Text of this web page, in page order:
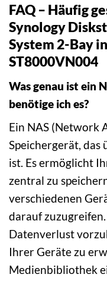
FAQ – Häufig
Synology
System 2-Bay
ST8000VN004
Was genau ist ein
benötige ich es?
Ein NAS (Network
Speichergerät,
ist. Es ermöglicht
zentral zu
verschiedenen
darauf
Datenverlust
Ihrer Geräte zu
Medienbibliothek